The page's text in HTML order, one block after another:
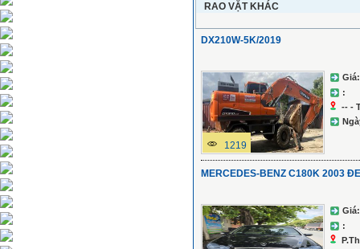
RAO VẶT KHÁC
DX210W-5K/2019
1219
Giá:
:
-- -
MERCEDES-BENZ C180K 2003
Giá:
: